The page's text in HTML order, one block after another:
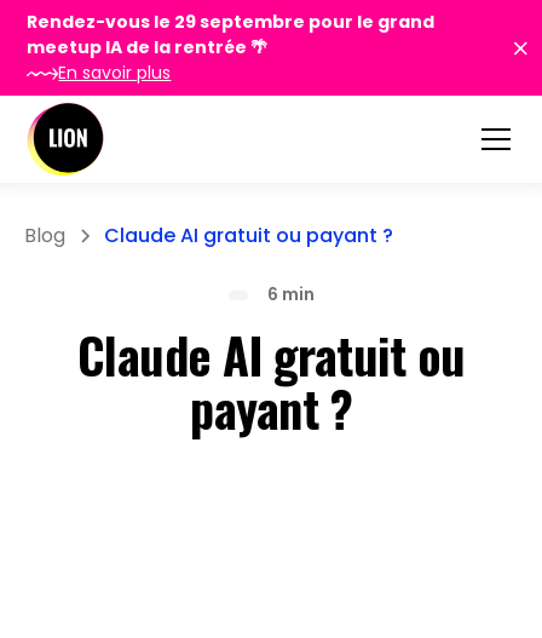
Rendez-vous le 29 septembre pour le grand
meetup IA de la rentrée 🌴
En savoir plus
Blog Claude AI gratuit ou payant ?
6 min
Claude AI gratuit ou
payant ?